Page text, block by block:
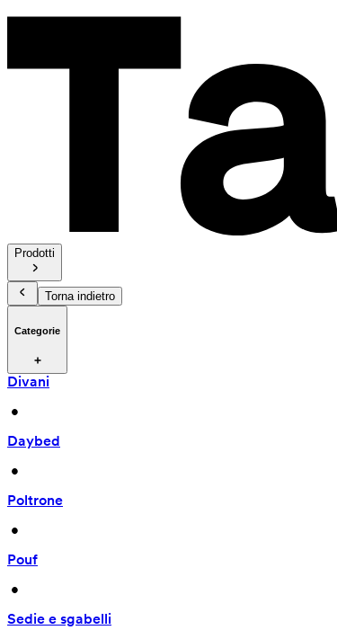
Prodotti
Torna indietro
Categorie
Divani
•
Daybed
•
Poltrone
•
Pouf
•
Sedie e sgabelli